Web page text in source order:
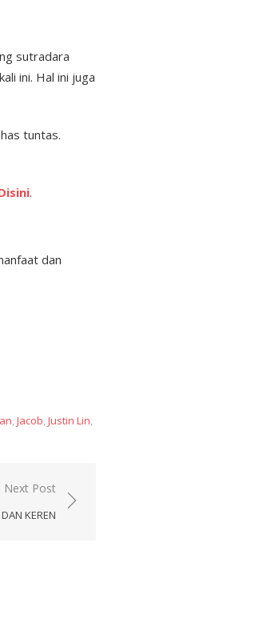
sutradara
ini. Hal ini juga
tuntas.
.
dan
,Jacob,Justin Lin,
Next Post
KEREN